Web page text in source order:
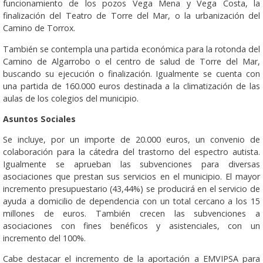
funcionamiento de los pozos Vega Mena y Vega Costa, la
finalización del Teatro de Torre del Mar, o la urbanización del
Camino de Torrox.
También se contempla una partida económica para la rotonda del
Camino de Algarrobo o el centro de salud de Torre del Mar,
buscando su ejecución o finalización. Igualmente se cuenta con
una partida de 160.000 euros destinada a la climatización de las
aulas de los colegios del municipio.
Asuntos Sociales
Se incluye, por un importe de 20.000 euros, un convenio de
colaboración para la cátedra del trastorno del espectro autista.
Igualmente se aprueban las subvenciones para diversas
asociaciones que prestan sus servicios en el municipio. El mayor
incremento presupuestario (43,44%) se producirá en el servicio de
ayuda a domicilio de dependencia con un total cercano a los 15
millones de euros. También crecen las subvenciones a
asociaciones con fines benéficos y asistenciales, con un
incremento del 100%.
Cabe destacar el incremento de la aportación a EMVIPSA para